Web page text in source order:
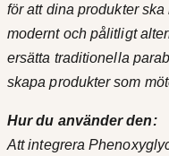
för att dina produkter
modernt och pålitligt
ersätta traditionella
skapa produkter som
Hur du använder den:
Att integrera